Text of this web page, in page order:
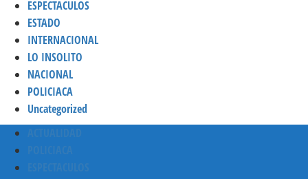
ESPECTACULOS
ESTADO
INTERNACIONAL
LO INSOLITO
NACIONAL
POLICIACA
Uncategorized
Menú
principal